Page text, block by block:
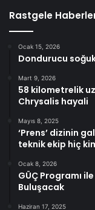
Rastgele
Ocak 15, 2026
Dondurucu
Mart 9, 2026
58 kilometrelik
Chrysalis hayali
Mayıs 8, 2025
‘Prens’ dizinin
teknik ekip hiç
Ocak 8, 2026
GÜÇ Programı
Buluşacak
Haziran 17, 2025